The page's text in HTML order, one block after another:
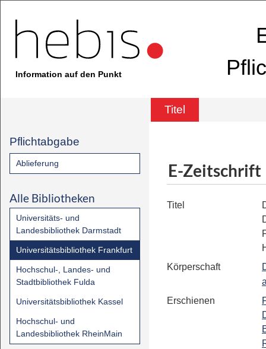
Information auf den Punkt
Titel
Pflichtabgabe
Ablieferung
Alle Bibliotheken
Universitäts- und
Landesbibliothek Darmstadt
Universitätsbibliothek Frankfurt
Hochschul-, Landes- und
Stadtbibliothek Fulda
Universitätsbibliothek Kassel
Hochschul- und
Landesbibliothek RheinMain
E-Zeitschrift
Titel
Körperschaft
Erschienen